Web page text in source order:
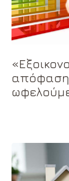
απόφαση